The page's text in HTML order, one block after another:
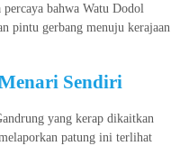
bahwa Watu Dodol
pintu gerbang menuju kerajaan
Sendiri
yang kerap dikaitkan
patung ini terlihat